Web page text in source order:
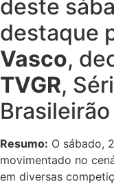
deste
destaque
Vasco,
TVGR,
Resumo: O sábado,
movimentado no
em diversas